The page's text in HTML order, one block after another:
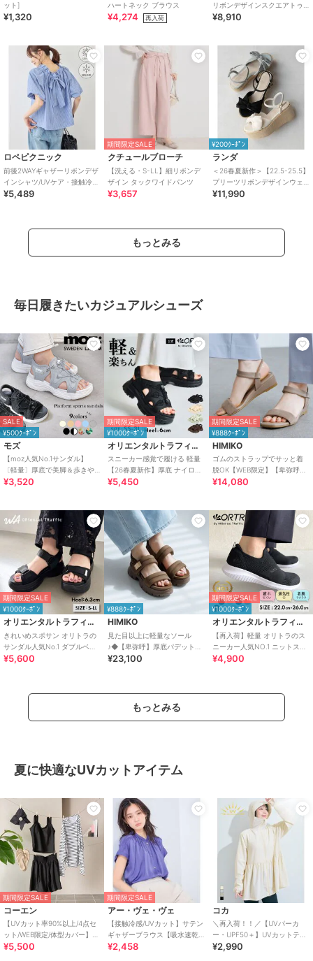
ット]
¥1,320
ハートネック ブラウス
¥4,274 再入荷
リボンデザインスクエアトゥ
ミュールサンダル
¥8,910
ロペピクニック
前後2WAYギャザーリボンデザ
インシャツ/UVケア・接触冷
感・リンクコーデ
¥5,489
期間限定SALE
クチュールブローチ
【洗える・S-LL】細リボンデ
ザイン タックワイドパンツ
¥3,657
¥200ｸｰﾎﾟﾝ
ランダ
＜26春夏新作＞【22.5-25.5】
プリーツリボンデザインウェ
ッジサンダル
¥11,990
もっとみる
毎日履きたいカジュアルシューズ
SALE
¥500ｸｰﾎﾟﾝ
モズ
【moz人気No.1サンダル】
〔軽量〕厚底で美脚＆歩きや
すい！疲れにくいフィット感
¥3,520
期間限定SALE
¥1000ｸｰﾎﾟﾝ
オリエンタルトラフィック
スニーカー感覚で履ける 軽量
【26春夏新作】厚底 ナイロン
スポーツサンダル /OT3232
¥5,450
期間限定SALE
¥888ｸｰﾎﾟﾝ
HIMIKO
ゴムのストラップでサッと着
脱OK【WEB限定】【卑弥呼
26SS】ゴムストラップサンダ
¥14,080
期間限定SALE
¥1000ｸｰﾎﾟﾝ
オリエンタルトラフィック
きれいめスポサン オリトラの
サンダル人気No.1 ダブルベル
ト スポーツサンダル /42207
¥5,600
¥888ｸｰﾎﾟﾝ
HIMIKO
見た目以上に軽量なソール
♪◆【卑弥呼】厚底パデットサ
ンダル/661201
¥23,100
期間限定SALE
¥1000ｸｰﾎﾟﾝ
オリエンタルトラフィック
【再入荷】軽量 オリトラのス
ニーカー人気NO.1 ニットスニ
ーカー スリッポン /3709
¥4,900
もっとみる
夏に快適なUVカットアイテム
期間限定SALE
コーエン
【UVカット率90%以上/4点セ
ット/WEB限定/体型カバー】シ
ュシュ付きアソートスイムウ
¥5,500
期間限定SALE
アー・ヴェ・ヴェ
【接触冷感/UVカット】サテン
ギャザーブラウス【吸水速乾/
イージーケア】
¥2,458
コカ
＼再入荷！！／【UVパーカ
ー・UPF50＋】UVカットティ
アードパーカー 全4色
¥2,990